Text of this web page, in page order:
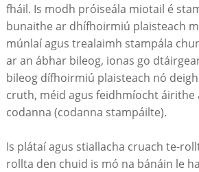
fháil. Is modh próiseála miotail é
bunaithe ar dhífhoirmiú plaisteach
múnlaí agus trealaimh stampála
ar an ábhar bileog, ionas go
bileog dífhoirmiú plaisteach nó
cruth, méid agus feidhmíocht áirithe
codanna (codanna stampáilte).
Is plátaí agus stiallacha cruach te-
rollta den chuid is mó na bánáin le